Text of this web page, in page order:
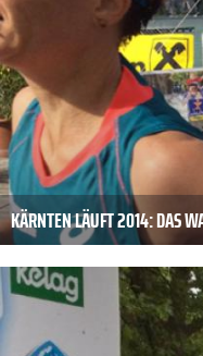
KÄRNTEN LÄUFT 2014: DAS